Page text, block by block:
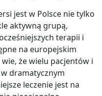
jest w Polsce nie tylko
aktywną grupą,
terapii i
na europejskim
że wielu pacjentów i
w dramatycznym
leczenie jest na